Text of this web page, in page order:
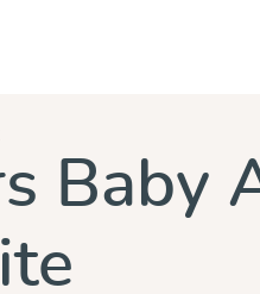
Baby